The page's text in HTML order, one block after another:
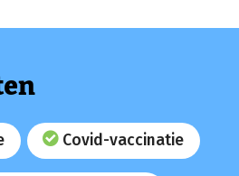
Covid-vaccinatie